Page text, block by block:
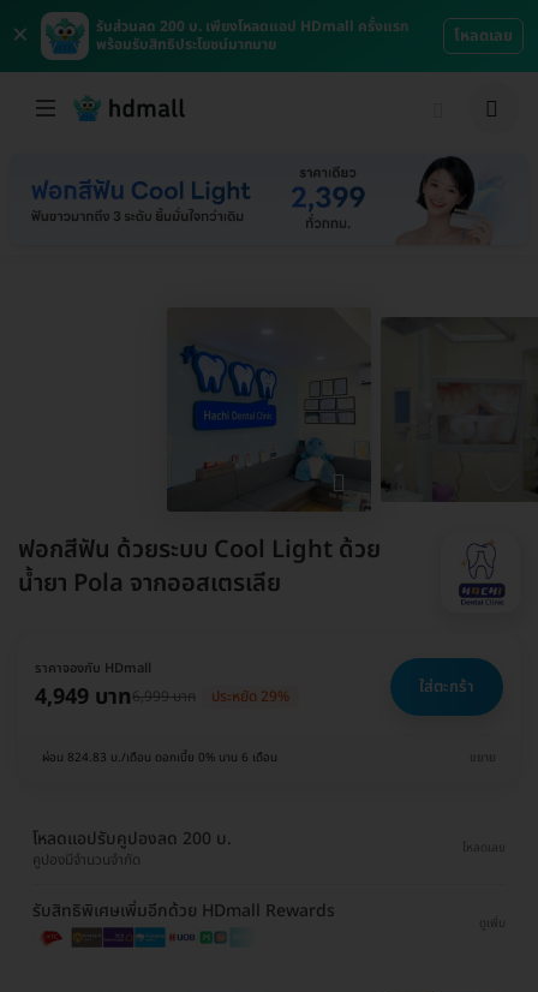
×
รับส่วนลด 200 บ. เพียงโหลดแอป HDmall ครั้งแรก
พร้อมรับสิทธิประโยชน์มากมาย
โหลดเลย
ฟอกสีฟัน ด้วยระบบ Cool Light ด้วย
น้ำยา Pola จากออสเตรเลีย
ราคาจองกับ HDmall
4,949 บาท6,999 บาท ประหยัด 29% ใส่ตะกร้า
ผ่อน 824.83 บ./เดือน ดอกเบี้ย 0% นาน 6 เดือน ขยาย
โหลดแอปรับคูปองลด 200 บ.
คูปองมีจำนวนจำกัด
โหลดเลย
รับสิทธิพิเศษเพิ่มอีกด้วย HDmall Rewards
ดูเพิ่ม